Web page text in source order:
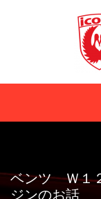
ベンツ Ｗ１
ジンのお話